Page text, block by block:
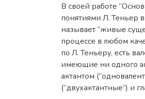
В своей работе
понятиями Л. Теньер
называет “живые
процессе в любом
по Л. Теньеру, есть
имеющие ни одного
актантом
(“двухактантные”) и